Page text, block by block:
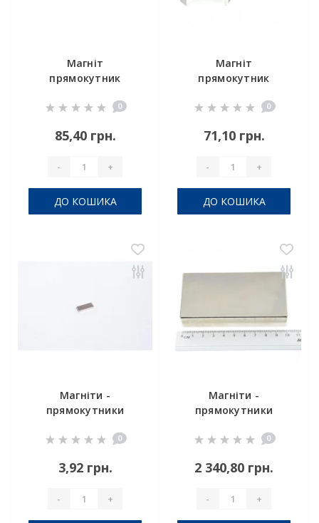
Магніт
прямокутник
0
85,40 грн.
- +
ДО КОШИКА
Магніт
прямокутник
0
71,10 грн.
- +
ДО КОШИКА
Магніти -
прямокутники
0
3,92 грн.
- +
Магніти -
прямокутники
0
2 340,80 грн.
- +